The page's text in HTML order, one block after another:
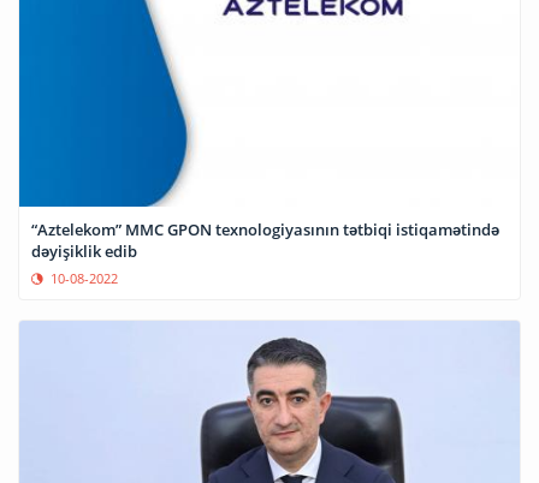
“Aztelekom” MMC GPON texnologiyasının tətbiqi istiqamətində
dəyişiklik edib
10-08-2022